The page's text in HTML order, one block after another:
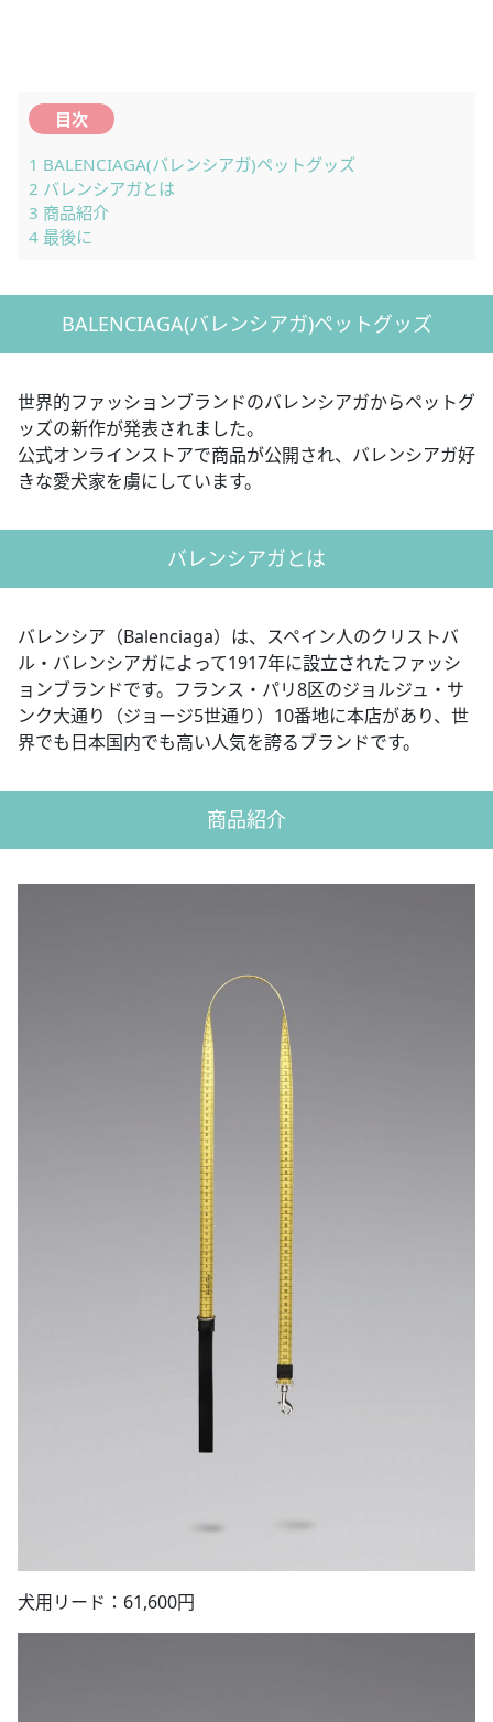
目次
1 BALENCIAGA(バレンシアガ)ペットグッズ
2 バレンシアガとは
3 商品紹介
4 最後に
BALENCIAGA(バレンシアガ)ペットグッズ
世界的ファッションブランドのバレンシアガからペットグ
ッズの新作が発表されました。
公式オンラインストアで商品が公開され、バレンシアガ好
きな愛犬家を虜にしています。
バレンシアガとは
バレンシア（Balenciaga）は、スペイン人のクリストバ
ル・バレンシアガによって1917年に設立されたファッシ
ョンブランドです。フランス・パリ8区のジョルジュ・サ
ンク大通り（ジョージ5世通り）10番地に本店があり、世
界でも日本国内でも高い人気を誇るブランドです。
商品紹介
犬用リード：61,600円